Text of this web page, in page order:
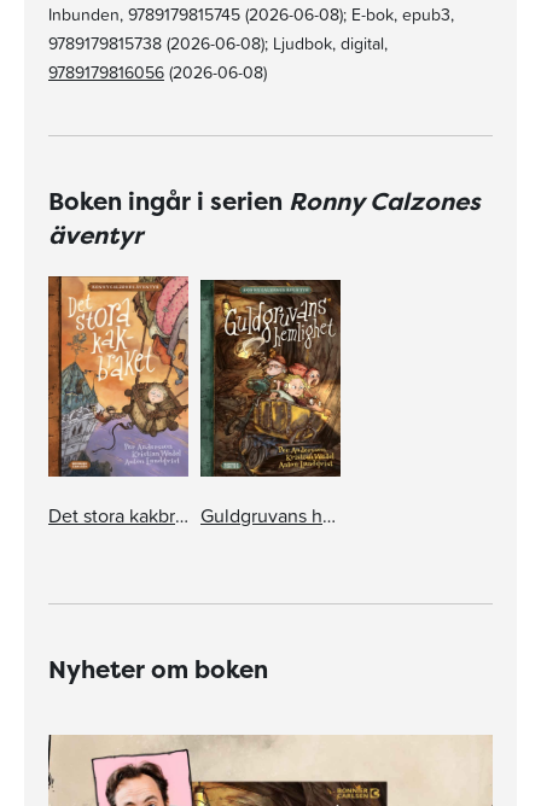
Inbunden, 9789179815745 (2026-06-08); E-bok, epub3,
9789179815738 (2026-06-08); Ljudbok, digital,
9789179816056 (2026-06-08)
Boken ingår i serien Ronny Calzones
äventyr
Det stora kakbraket Guldgruvans hemlighet
Nyheter om boken